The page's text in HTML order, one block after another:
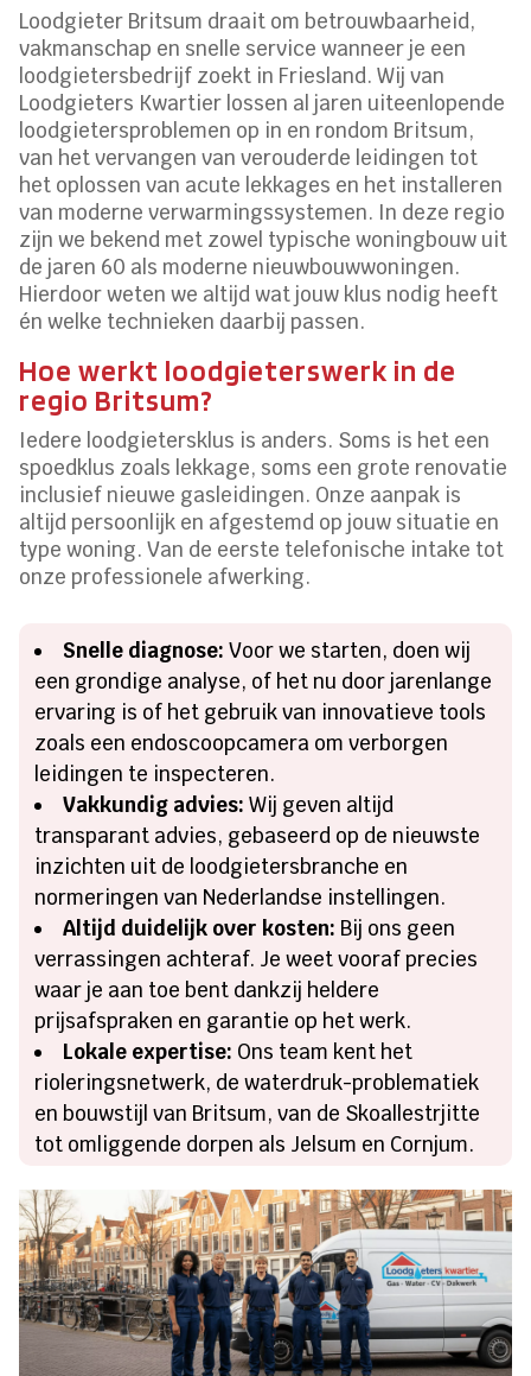
Loodgieter Britsum draait om betrouwbaarheid,
vakmanschap en snelle service wanneer je een
loodgietersbedrijf zoekt in Friesland. Wij van
Loodgieters Kwartier lossen al jaren uiteenlopende
loodgietersproblemen op in en rondom Britsum,
van het vervangen van verouderde leidingen tot
het oplossen van acute lekkages en het installeren
van moderne verwarmingssystemen. In deze regio
zijn we bekend met zowel typische woningbouw uit
de jaren 60 als moderne nieuwbouwwoningen.
Hierdoor weten we altijd wat jouw klus nodig heeft
én welke technieken daarbij passen.
Hoe werkt loodgieterswerk in de
regio Britsum?
Iedere loodgietersklus is anders. Soms is het een
spoedklus zoals lekkage, soms een grote renovatie
inclusief nieuwe gasleidingen. Onze aanpak is
altijd persoonlijk en afgestemd op jouw situatie en
type woning. Van de eerste telefonische intake tot
onze professionele afwerking.
Snelle diagnose: Voor we starten, doen wij
een grondige analyse, of het nu door jarenlange
ervaring is of het gebruik van innovatieve tools
zoals een endoscoopcamera om verborgen
leidingen te inspecteren.
Vakkundig advies: Wij geven altijd
transparant advies, gebaseerd op de nieuwste
inzichten uit de loodgietersbranche en
normeringen van Nederlandse instellingen.
Altijd duidelijk over kosten: Bij ons geen
verrassingen achteraf. Je weet vooraf precies
waar je aan toe bent dankzij heldere
prijsafspraken en garantie op het werk.
Lokale expertise: Ons team kent het
rioleringsnetwerk, de waterdruk-problematiek
en bouwstijl van Britsum, van de Skoallestrjitte
tot omliggende dorpen als Jelsum en Cornjum.